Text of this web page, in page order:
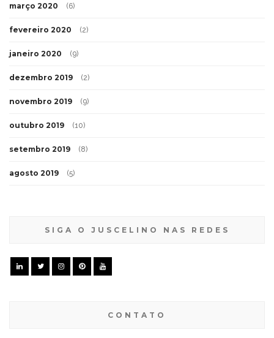
março 2020 (6)
fevereiro 2020 (2)
janeiro 2020 (9)
dezembro 2019 (2)
novembro 2019 (9)
outubro 2019 (10)
setembro 2019 (8)
agosto 2019 (5)
SIGA O JUSCELINO NAS REDES
CONTATO